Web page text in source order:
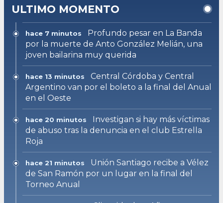
ULTIMO MOMENTO
hace 7 minutos
Profundo pesar en La Banda
por la muerte de Anto González Melián, una
joven bailarina muy querida
hace 13 minutos
Central Córdoba y Central
Argentino van por el boleto a la final del Anual
en el Oeste
hace 20 minutos
Investigan si hay más víctimas
de abuso tras la denuncia en el club Estrella
Roja
hace 21 minutos
Unión Santiago recibe a Vélez
de San Ramón por un lugar en la final del
Torneo Anual